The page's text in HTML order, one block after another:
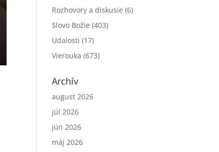
Rozhovory a diskusie (6)
Slovo Božie (403)
Udalosti (17)
Vierouka (673)
Archív
august 2026
júl 2026
jún 2026
máj 2026